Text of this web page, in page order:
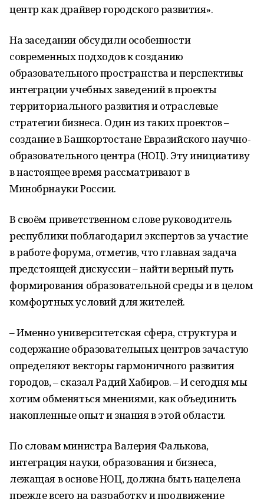
центр как драйвер городского развития».
На заседании обсудили особенности
современных подходов к созданию
образовательного пространства и перспективы
интеграции учебных заведений в проекты
территориального развития и отраслевые
стратегии бизнеса. Один из таких проектов –
создание в Башкортостане Евразийского научно-
образовательного центра (НОЦ). Эту инициативу
в настоящее время рассматривают в
Минобрнауки России.
В своём приветственном слове руководитель
республики поблагодарил экспертов за участие
в работе форума, отметив, что главная задача
предстоящей дискуссии – найти верный путь
формирования образовательной среды и в целом
комфортных условий для жителей.
– Именно университетская сфера, структура и
содержание образовательных центров зачастую
определяют векторы гармоничного развития
городов, – сказал Радий Хабиров. – И сегодня мы
хотим обменяться мнениями, как объединить
накопленные опыт и знания в этой области.
По словам министра Валерия Фалькова,
интеграция науки, образования и бизнеса,
лежащая в основе НОЦ, должна быть нацелена
прежде всего на разработку и продвижение